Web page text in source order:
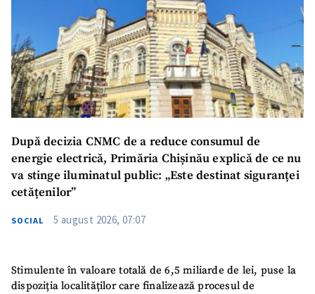
După decizia CNMC de a reduce consumul de
energie electrică, Primăria Chișinău explică de ce nu
va stinge iluminatul public: „Este destinat siguranței
cetățenilor”
SOCIAL 5 august 2026, 07:07
Stimulente în valoare totală de 6,5 miliarde de lei, puse la
dispoziția localităților care finalizează procesul de